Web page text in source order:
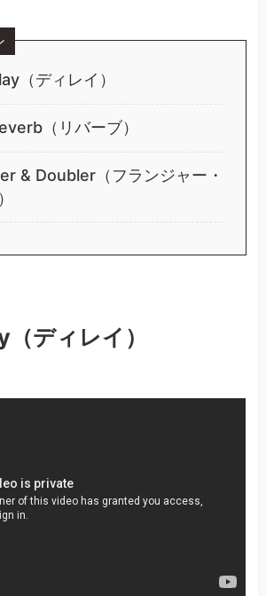
（ディレイ）
（リバーブ）
& Doubler（フランジャー・
ディレイ）